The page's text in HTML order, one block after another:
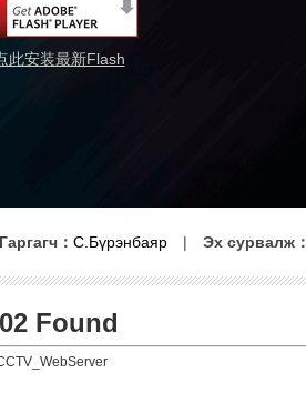
此安装最新Flash
Гаргагч： С.Бүрэнбаяр | Эх сурвалж：
Found